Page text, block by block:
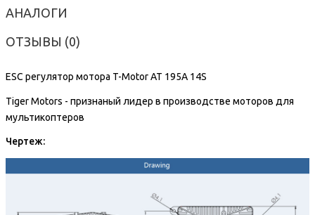
АНАЛОГИ
ОТЗЫВЫ (0)
ESC регулятор мотора T-Motor AT 195A 14S
Tiger Motors - признаный лидер в производстве моторов для
мультикоптеров
Чертеж: